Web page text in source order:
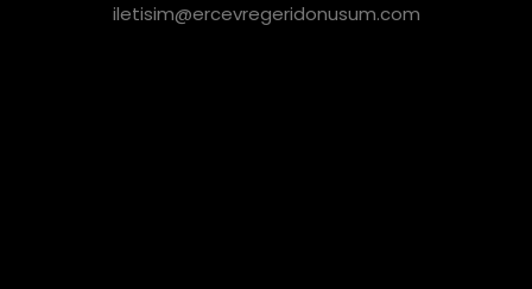
iletisim@ercevregeridonusum.com